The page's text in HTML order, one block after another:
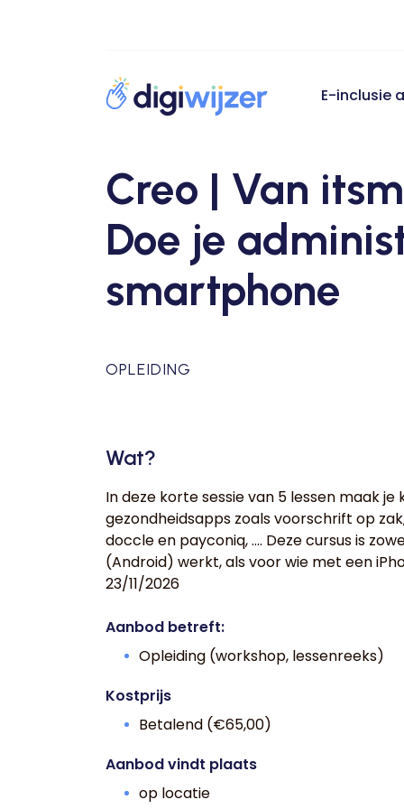
E-inclusie
Creo | Van
Doe je
smartphone
OPLEIDING
Wat?
In deze korte sessie van 5 lessen maak
gezondheidsapps zoals voorschrift op
doccle en payconiq, .... Deze cursus is
(Android) werkt, als voor wie met een
23/11/2026
Aanbod betreft:
Opleiding (workshop, lessenreeks)
Kostprijs
Betalend (€65,00)
Aanbod vindt plaats
op locatie